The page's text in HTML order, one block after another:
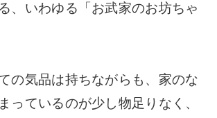
、いわゆる「お武家のお坊ちゃ
の気品は持ちながらも、家のな
っているのが少し物足りなく、